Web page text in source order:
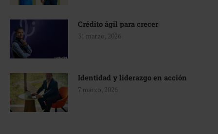
Crédito ágil para crecer
31 marzo, 2026
Identidad y liderazgo en acción
7 marzo, 2026